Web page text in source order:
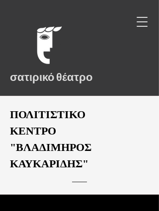
σατιρικό θέατρο
ΠΟΛΙΤΙΣΤΙΚΟ
ΚΕΝΤΡΟ
"ΒΛΑΔΙΜΗΡΟΣ
ΚΑΥΚΑΡΙΔΗΣ"